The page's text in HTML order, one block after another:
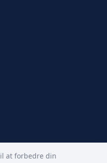
at forbedre din